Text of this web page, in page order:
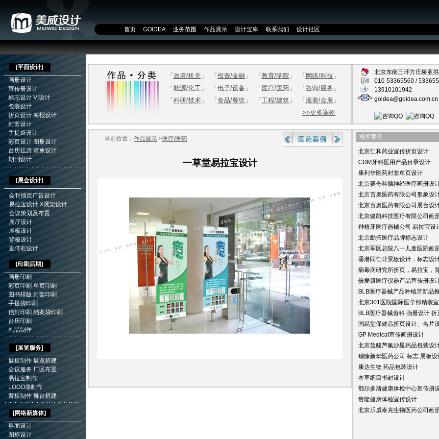
首页 GOIDEA 业务范围 作品展示 设计宝库 联系我们 设计社区
[平面设计]
画册设计
宣传册设计
标志设计 VI设计
包装设计
折页设计 海报设计
封套设计
手提袋设计
彩页设计 图册设计
台历挂历 请柬设计
期刊设计
[展会设计]
会刊插页广告设计
易拉宝设计 X展架设计
会议策划及布置
展厅设计
展板设计
背板设计
宣传栏设计
[印刷后期]
画册印刷
彩页印刷 单页印刷
图书排版 封套印刷
手提袋印刷
信封印刷 档案袋印刷
台历印刷
礼品制作
[展览服务]
展板制作 展览搭建
会议服务 厂区布置
易拉宝制作
LOGO墙制作
背板制作 舞台搭建
[网络新媒体]
界面设计
图标设计
「 政府/机关 」 「 投资/金融 」 「 教育/学院」 「 网络/科技」
「 能源/化工」 「 电子/设备 」 「 医疗/医药」 「 咨询/服务 」
「 科研/技术」 「 食品/餐饮」 「 工程/建筑」 「 服装/会展 」
>>更多案例
当前位置： 作品展示 >医疗/医药
一草堂易拉宝设计
北京东南三环方庄桥亚
010-53365560 /
13910101942
goidea@goidea.com.cn
相关案例
北京仁和药业宣传折页设计
CDM牙科医用产品目录设计
康利华医药封套单页设计
北京赛奇科脑神经医疗画册设
北京百奥医药有限公司形象设
北京百奥医药有限公司展台设
北京健凯科技医疗有限公司画
种植牙医疗器械公司 易拉宝设
北京励拓医疗品牌标志设计
北京军区总院八一儿童医院画
香港同仁背景板设计，标志设
病毒病研究所折页，易拉宝，
倍爱康医疗仪器产品宣传册设
BLB医疗器械产品种植牙新品
北京301医院国际医学部精装
BLB医疗器械齿科 画册设计 折
国易堂保健品折页设计、名片
GP Medical宣传画册设计
北京盐酸芦氟沙星药品包装设
瑞慷新华医药公司 标志 展板设
康达生物 药品包装设计
本草纲目书封设计
鄂尔多斯健康体检中心宣传册
贵隆健康体检宣传设计
北京乐威泰克生物医药公司画